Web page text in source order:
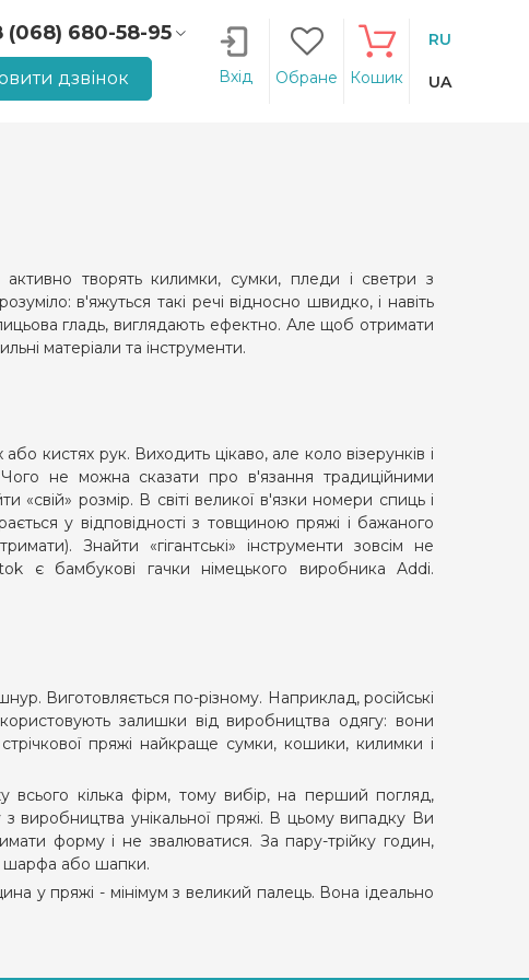
(068) 680-58-95
(066) 207-14-90
дзвінок Вхід Обране Кошик
RU
UA
активно творять килимки, сумки, пледи і светри з
в'яжуться такі речі відносно швидко, і навіть
гладь, виглядають ефектно. Але щоб отримати
матеріали та інструменти.
кистях рук. Виходить цікаво, але коло візерунків і
не можна сказати про в'язання традиційними
«свій» розмір. В світі великої в'язки номери спиць і
у відповідності з товщиною пряжі і бажаного
Знайти «гігантські» інструменти зовсім не
є бамбукові гачки німецького виробника Addi.
Виготовляється по-різному. Наприклад, російські
залишки від виробництва одягу: вони
пряжі найкраще сумки, кошики, килимки і
кілька фірм, тому вибір, на перший погляд,
виробництва унікальної пряжі. В цьому випадку Ви
форму і не звалюватися. За пару-трійку годин,
шарфа або шапки.
у пряжі - мінімум з великий палець. Вона ідеально